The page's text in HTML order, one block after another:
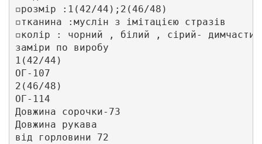
◽️розмір :1(42/44);2(46/48)
◽️тканина :муслін з імітацією стразів
◽️колір : чорний , білий , сірий-
заміри по виробу
1(42/44)
ОГ-107
2(46/48)
ОГ-114
Довжина сорочки-73
Довжина рукава
від горловини 72